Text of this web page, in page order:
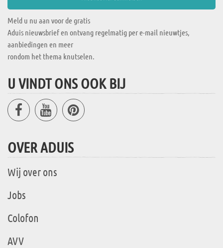
Meld u nu aan voor de gratis
Aduis nieuwsbrief en ontvang regelmatig per e-mail nieuwtjes,
aanbiedingen en meer
rondom het thema knutselen.
U VINDT ONS OOK BIJ
OVER ADUIS
Wij over ons
Jobs
Colofon
AVV